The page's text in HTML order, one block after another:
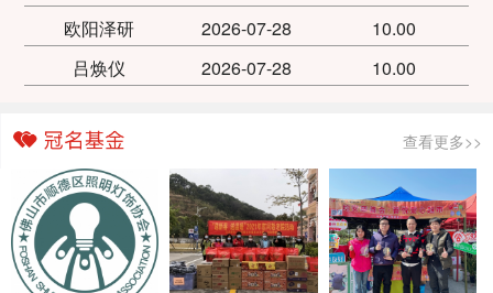
欧阳泽研
2026-07-28
10.00
吕焕仪
2026-07-28 10.00
查看更多>>